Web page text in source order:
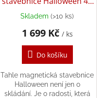
kusů
Skladem (>10 ks)
1 699 Kč / ks
Do košíku
Tahle magnetická stavebnice
Halloween není jen o
skládání. Je o radosti, která